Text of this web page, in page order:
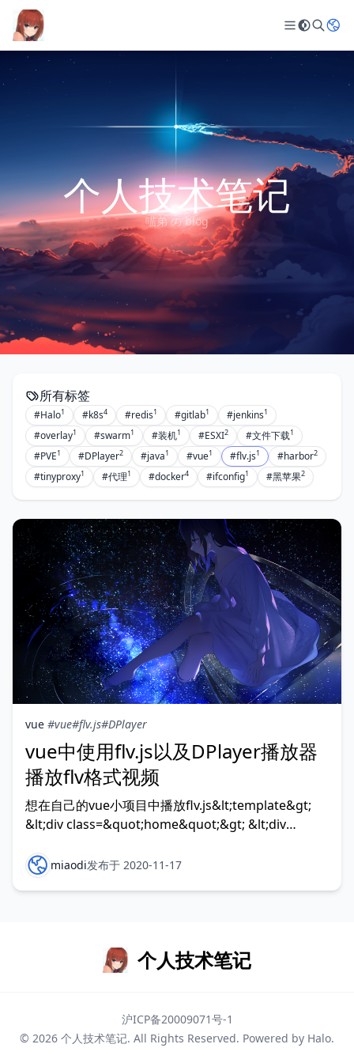
个人技术笔记
喵弟 の blog
所有标签
#Halo1 #k8s4 #redis1 #gitlab1 #jenkins1
#overlay1 #swarm1 #装机1 #ESXI2 #文件下载1
#PVE1 #DPlayer2 #java1 #vue1 #flv.js1 #harbor2
#tinyproxy1 #代理1 #docker4 #ifconfig1 #黑苹果2
vue #vue#flv.js#DPlayer
vue中使用flv.js以及DPlayer播放器
播放flv格式视频
想在自己的vue小项目中播放flv.js&lt;template&gt;
&lt;div class=&quot;home&quot;&gt; &lt;div
miaodi发布于 2020-11-17
个人技术笔记
沪ICP备20009071号-1
© 2026 个人技术笔记. All Rights Reserved. Powered by Halo.